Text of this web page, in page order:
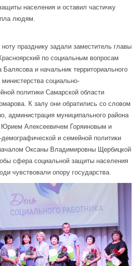
населения и оставил частичку
людям.
празднику задали заместитель главы
по социальным вопросам
и начальник территориального
социально-
политики Самарской области
К залу они обратились со словом
администрация муниципального района
Юрием Алексеевичем Горяиновым и
и семейной политики
Оксаны Владимировны Щербицкой
сфера социальной защиты населения
чувствовали опору государства.